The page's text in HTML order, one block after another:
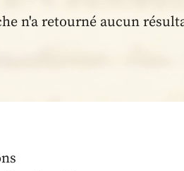
n'a retourné aucun